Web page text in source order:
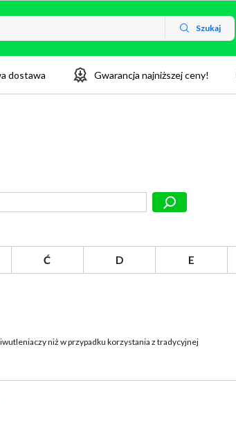
Szukaj
dostawa Gwarancja najniższej ceny!
Ć D E
niż w przypadku korzystania z tradycyjnej